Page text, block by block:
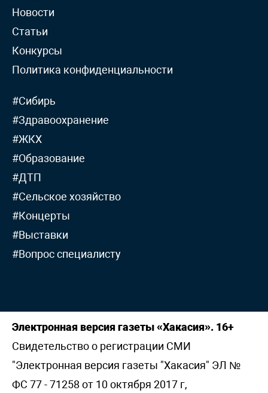
Новости
Статьи
Конкурсы
Политика конфиденциальности
#Сибирь
#Здравоохранение
#ЖКХ
#Образование
#ДТП
#Сельское хозяйство
#Концерты
#Выставки
#Вопрос специалисту
Электронная версия газеты «Хакасия». 16+
Свидетельство о регистрации СМИ
"Электронная версия газеты "Хакасия" ЭЛ №
ФС 77 - 71258 от 10 октября 2017 г,